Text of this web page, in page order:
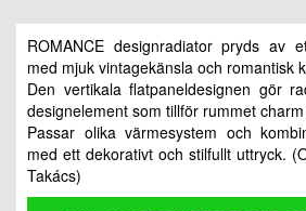
ROMANCE designradiator pryds av
med mjuk vintagekänsla och romantisk
Den vertikala flatpaneldesignen gör
designelement som tillför rummet
Passar olika värmesystem och
med ett dekorativt och stilfullt uttryck.
Takács)